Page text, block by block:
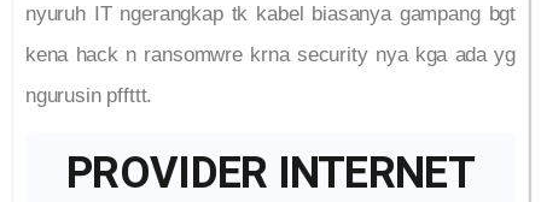
nyuruh IT ngerangkap tk kabel biasanya gampang bgt
kena hack n ransomwre krna security nya kga ada yg
ngurusin pffttt.
PROVIDER INTERNET